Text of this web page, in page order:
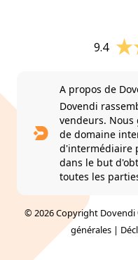
9.4
A propos de
Dovendi
vendeurs. Nous
de domaine
d'intermédiaire
dans le but
toutes les
© 2026 Copyright
générales |